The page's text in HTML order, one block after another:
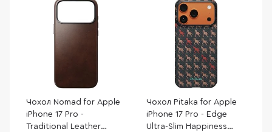
Чохол Nomad for Apple
iPhone 17 Pro -
Traditional Leather
Чохол Pitaka for Apple
iPhone 17 Pro - Edge
Ultra-Slim Happiness